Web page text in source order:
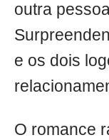
outra
e os dois
O romance